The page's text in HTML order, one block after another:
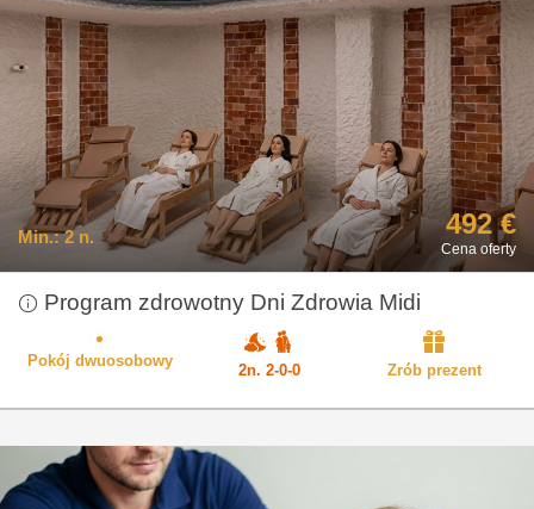
Min.: 2 n. 492 €
Cena oferty
Program zdrowotny Dni Zdrowia Midi
Zrób prezent
Pokój dwuosobowy
2n. 2-0-0